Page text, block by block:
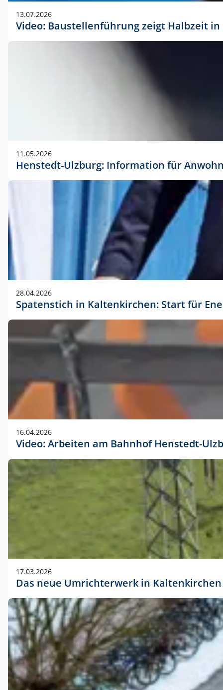
13.07.2026
Video: Baustellenführung zeigt Halbzeit
11.05.2026
Henstedt-Ulzburg: Information für
28.04.2026
Spatenstich in Kaltenkirchen: Start für
16.04.2026
Video: Arbeiten am Bahnhof Henstedt-
17.03.2026
Das neue Umrichterwerk in Kaltenkirchen